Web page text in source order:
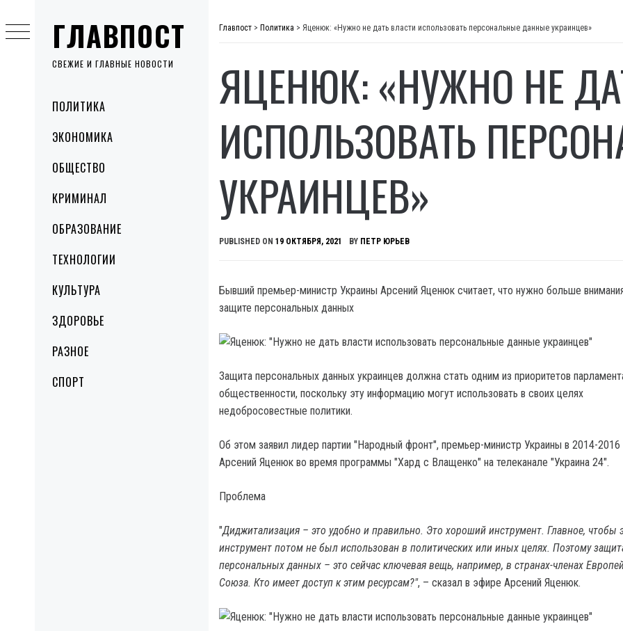
ГЛАВПОСТ
СВЕЖИЕ И ГЛАВНЫЕ НОВОСТИ
MenuПОЛИТИКА
ЭКОНОМИКА
ОБЩЕСТВО
КРИМИНАЛ
ОБРАЗОВАНИЕ
ТЕХНОЛОГИИ
КУЛЬТУРА
ЗДОРОВЬЕ
РАЗНОЕ
СПОРТ
to
content
Главпост > Политика > Яценюк: «Нужно не дать власти использовать персональные данные украинцев»
ЯЦЕНЮК: «НУЖНО НЕ
ИСПОЛЬЗОВАТЬ
УКРАИНЦЕВ»
PUBLISHED ON 19 ОКТЯБРЯ, 2021 BY ПЕТР ЮРЬЕВ
Бывший премьер-министр Украины Арсений Яценюк считает, что нужно больше
защите персональных данных
Защита персональных данных украинцев должна стать одним из приоритетов
общественности, поскольку эту информацию могут использовать в своих целях
недобросовестные политики.
Об этом заявил лидер партии "Народный фронт", премьер-министр Украины в 2014-2016
Арсений Яценюк во время программы "Хард с Влащенко" на телеканале "Украина 24".
Проблема
"Диджитализация – это удобно и правильно. Это хороший инструмент. Главное, чтобы
инструмент потом не был использован в политических или иных целях. Поэтому
персональных данных – это сейчас ключевая вещь, например, в странах-членах
Союза. Кто имеет доступ к этим ресурсам?", – сказал в эфире Арсений Яценюк.